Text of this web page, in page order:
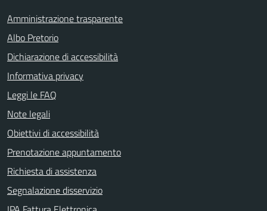
Amministrazione trasparente
Albo Pretorio
Dichiarazione di accessibilità
Informativa privacy
Leggi le FAQ
Note legali
Obiettivi di accessibilità
Prenotazione appuntamento
Richiesta di assistenza
Segnalazione disservizio